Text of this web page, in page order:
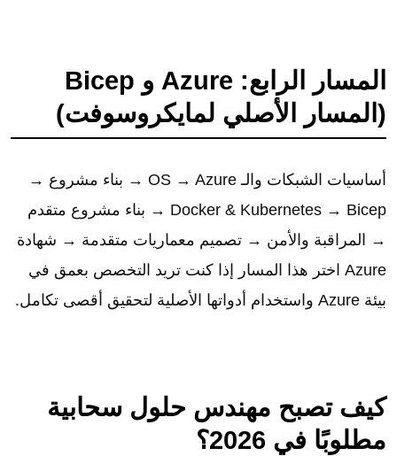
المسار الرابع: Azure و Bicep
(المسار الأصلي لمايكروسوفت)
أساسيات الشبكات والـ OS → Azure → بناء مشروع →
Docker & Kubernetes → Bicep → بناء مشروع متقدم
→ المراقبة والأمن → تصميم معماريات متقدمة → شهادة
Azure اختر هذا المسار إذا كنت تريد التخصص بعمق في
بيئة Azure واستخدام أدواتها الأصلية لتحقيق أقصى تكامل.
كيف تصبح مهندس حلول سحابية
مطلوبًا في 2026؟